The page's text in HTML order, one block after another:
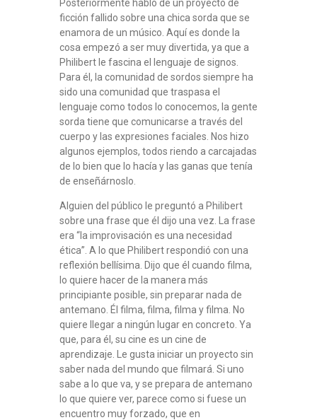
Posteriormente habló de un proyecto de
ficción fallido sobre una chica sorda que se
enamora de un músico. Aquí es donde la
cosa empezó a ser muy divertida, ya que a
Philibert le fascina el lenguaje de signos.
Para él, la comunidad de sordos siempre ha
sido una comunidad que traspasa el
lenguaje como todos lo conocemos, la gente
sorda tiene que comunicarse a través del
cuerpo y las expresiones faciales. Nos hizo
algunos ejemplos, todos riendo a carcajadas
de lo bien que lo hacía y las ganas que tenía
de enseñárnoslo.
Alguien del público le preguntó a Philibert
sobre una frase que él dijo una vez. La frase
era “la improvisación es una necesidad
ética”. A lo que Philibert respondió con una
reflexión bellísima. Dijo que él cuando filma,
lo quiere hacer de la manera más
principiante posible, sin preparar nada de
antemano. Él filma, filma, filma y filma. No
quiere llegar a ningún lugar en concreto. Ya
que, para él, su cine es un cine de
aprendizaje. Le gusta iniciar un proyecto sin
saber nada del mundo que filmará. Si uno
sabe a lo que va, y se prepara de antemano
lo que quiere ver, parece como si fuese un
encuentro muy forzado, que en